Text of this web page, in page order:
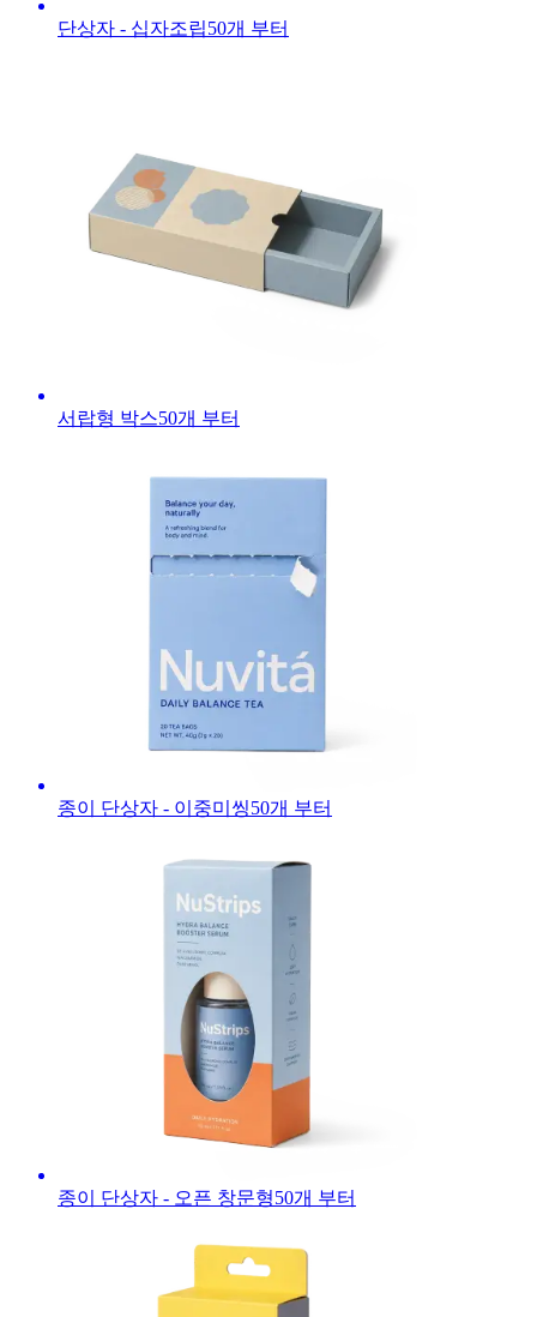
단상자 - 십자조립50개 부터
서랍형 박스50개 부터
종이 단상자 - 이중미씽50개 부터
종이 단상자 - 오픈 창문형50개 부터